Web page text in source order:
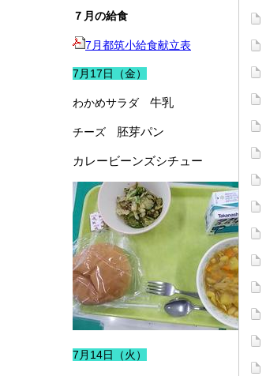
７月の給食
7月都筑小給食献立表
7月17日（金）
わかめサラダ 牛乳
チーズ 胚芽パン
カレービーンズシチュー
7月14日（火）